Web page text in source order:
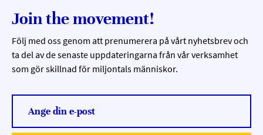
Join the movement!
Följ med oss genom att prenumerera på vårt nyhetsbrev och
ta del av de senaste uppdateringarna från vår verksamhet
som gör skillnad för miljontals människor.